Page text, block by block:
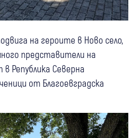
на героите в Ново село,
представители на
Република Северна
от Благоевградска